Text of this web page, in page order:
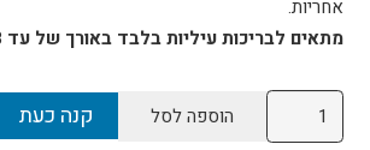
אחריות.
מתאים לבריכות עיליות בלבד באורך של עד 8 מטר
כמות
של
הוספה לסל קנה כעת